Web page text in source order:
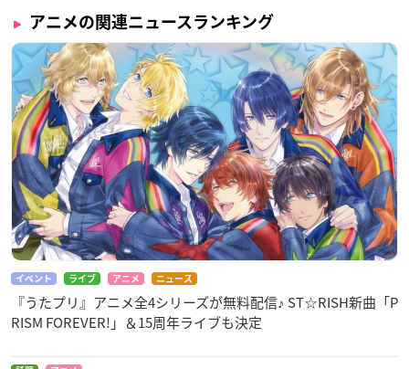
アニメの関連ニュースランキング
イベント ライブ アニメ ニュース
『うたプリ』アニメ全4シリーズが無料配信♪ ST☆RISH新曲「P
RISM FOREVER!」＆15周年ライブも決定